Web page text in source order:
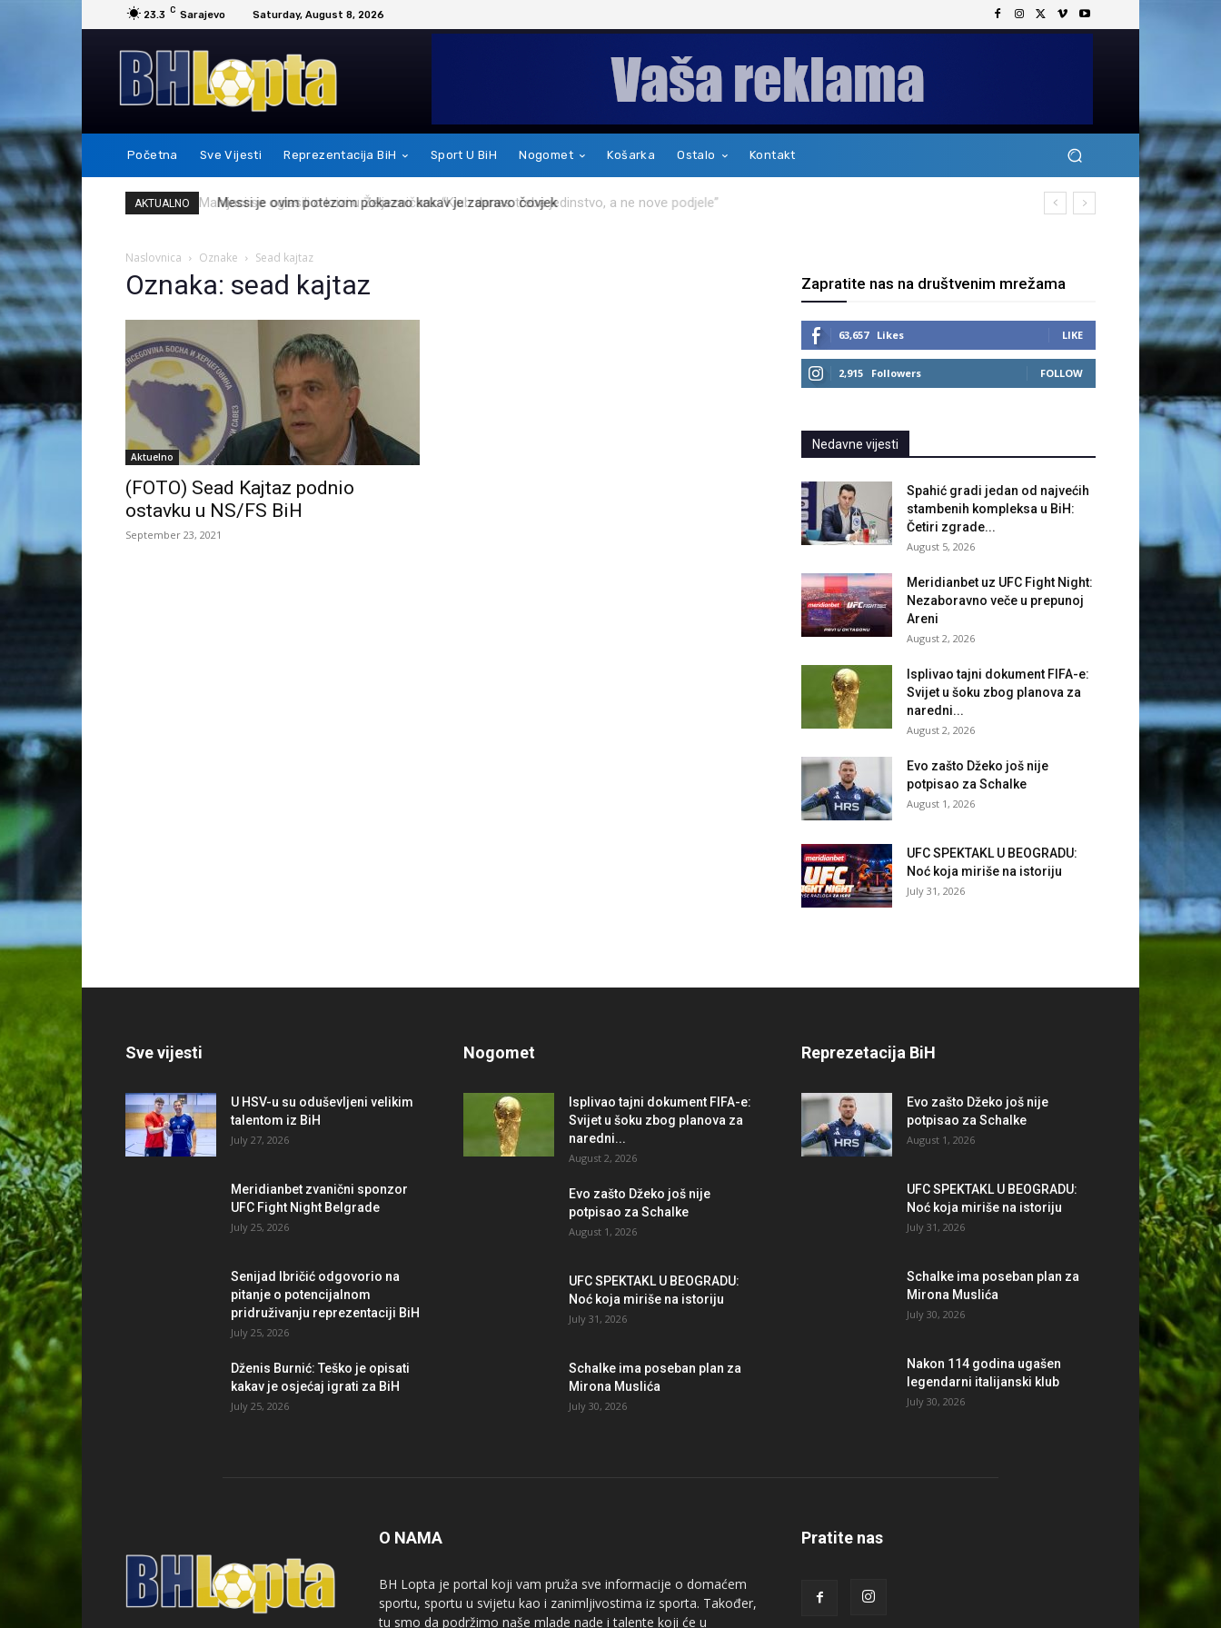
23.3 C Sarajevo Saturday, August 8, 2026
Početna Sve Vijesti Reprezentacija BiH Sport U BiH Nogomet Košarka Ostalo Kontakt
AKTUALNO Messi je ovim potezom pokazao kakav je zapravo čovjek
Naslovnica Oznake Sead kajtaz
Oznaka: sead kajtaz
Aktuelno
(FOTO) Sead Kajtaz podnio
ostavku u NS/FS BiH
September 23, 2021
Zapratite nas na društvenim mrežama
63,657 Likes LIKE
2,915 Followers FOLLOW
Nedavne vijesti
Spahić gradi jedan od najvećih
stambenih kompleksa u BiH:
Četiri zgrade...
August 5, 2026
Meridianbet uz UFC Fight Night:
Nezaboravno veče u prepunoj
Areni
August 2, 2026
Isplivao tajni dokument FIFA-e:
Svijet u šoku zbog planova za
naredni...
August 2, 2026
Evo zašto Džeko još nije
potpisao za Schalke
August 1, 2026
UFC SPEKTAKL U BEOGRADU:
Noć koja miriše na istoriju
July 31, 2026
Sve vijesti
U HSV-u su oduševljeni velikim
talentom iz BiH
July 27, 2026
Meridianbet zvanični sponzor
UFC Fight Night Belgrade
July 25, 2026
Senijad Ibričić odgovorio na
pitanje o potencijalnom
pridruživanju reprezentaciji BiH
July 25, 2026
Dženis Burnić: Teško je opisati
kakav je osjećaj igrati za BiH
July 25, 2026
Nogomet
Isplivao tajni dokument FIFA-e:
Svijet u šoku zbog planova za
naredni...
August 2, 2026
Evo zašto Džeko još nije
potpisao za Schalke
August 1, 2026
UFC SPEKTAKL U BEOGRADU:
Noć koja miriše na istoriju
July 31, 2026
Schalke ima poseban plan za
Mirona Muslića
July 30, 2026
Reprezetacija BiH
Evo zašto Džeko još nije
potpisao za Schalke
August 1, 2026
UFC SPEKTAKL U BEOGRADU:
Noć koja miriše na istoriju
July 31, 2026
Schalke ima poseban plan za
Mirona Muslića
July 30, 2026
Nakon 114 godina ugašen
legendarni italijanski klub
July 30, 2026
O NAMA
BH Lopta je portal koji vam pruža sve informacije o domaćem
sportu, sportu u svijetu kao i zanimljivostima iz sporta. Također,
tu smo da podržimo naše mlade nade i talente koji će u
Pratite nas